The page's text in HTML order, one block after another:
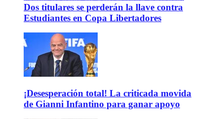
Dos titulares se perderán la llave contra
Estudiantes en Copa Libertadores
¡Desesperación total! La criticada movida
de Gianni Infantino para ganar apoyo